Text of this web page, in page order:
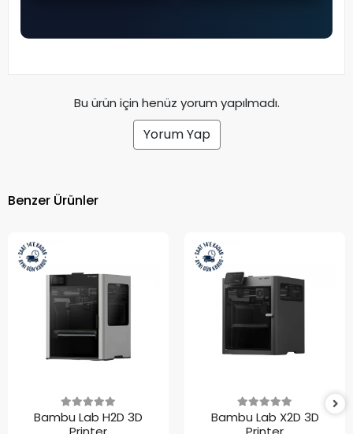
Bu ürün için henüz yorum yapılmadı.
Yorum Yap
Benzer Ürünler
Bambu Lab H2D 3D
Bambu Lab X2D 3D